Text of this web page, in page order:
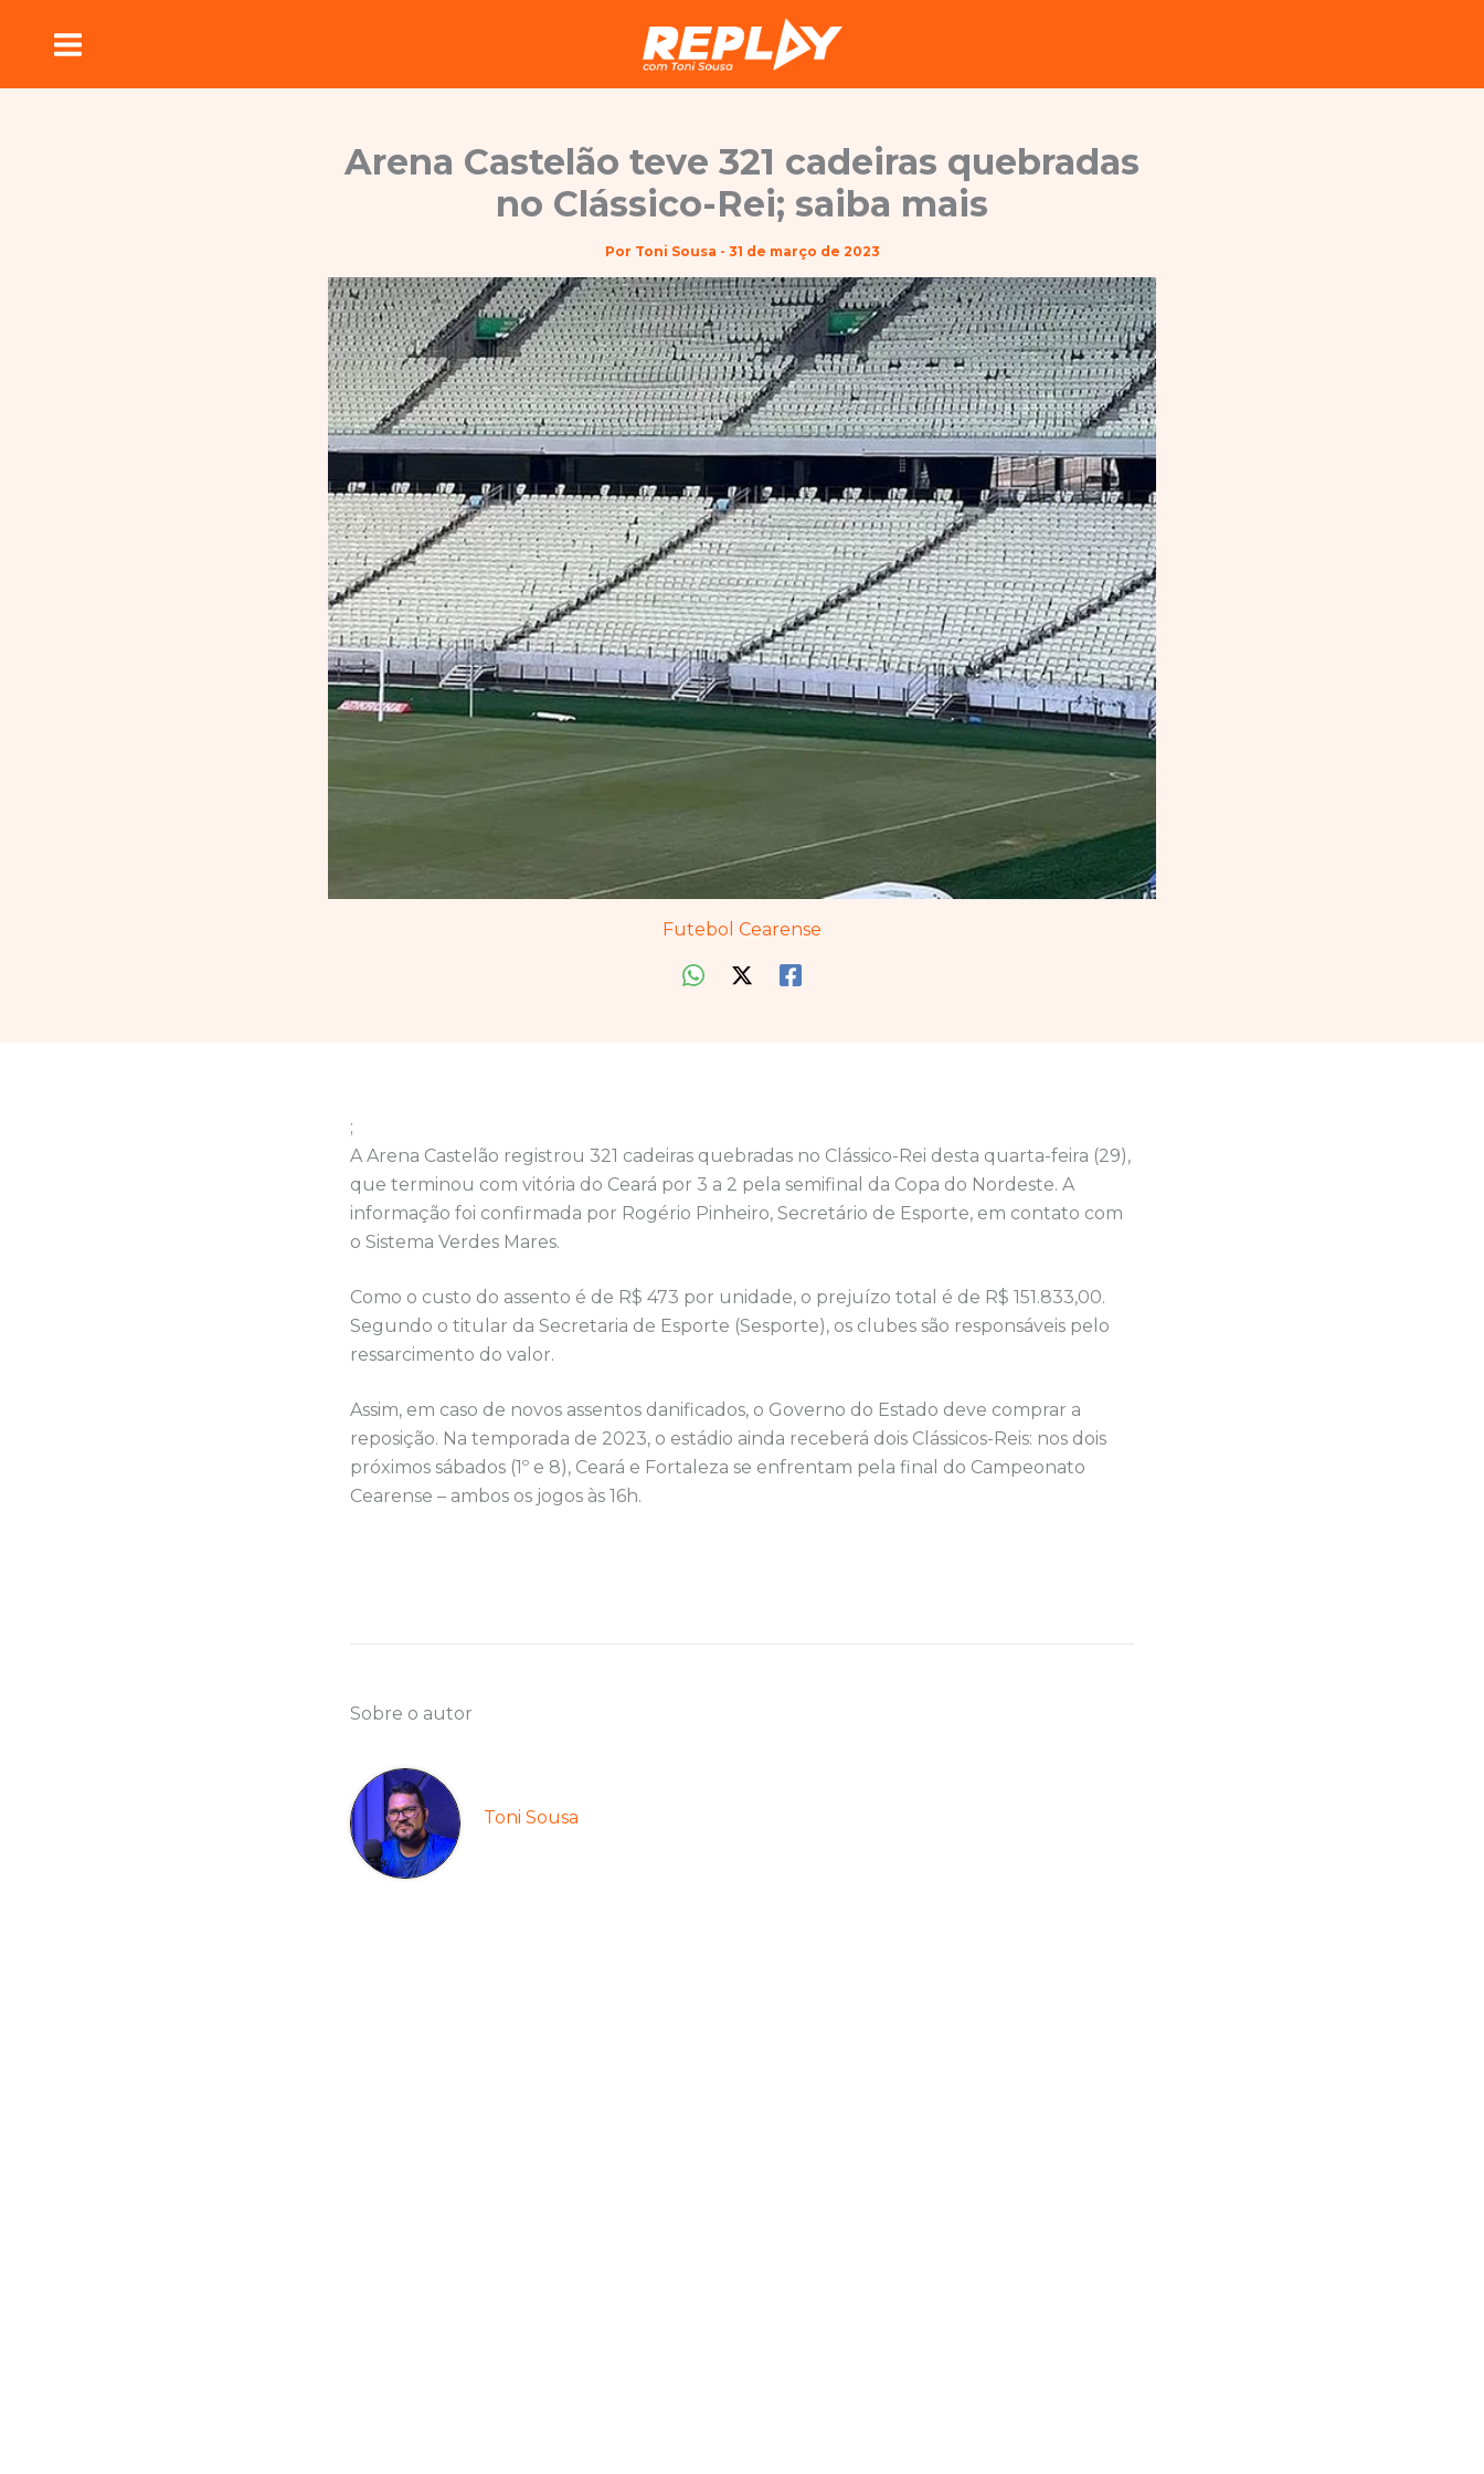
Arena Castelão teve 321 cadeiras quebradas
no Clássico-Rei; saiba mais
Por Toni Sousa - 31 de março de 2023
Futebol Cearense
;
A Arena Castelão registrou 321 cadeiras quebradas no Clássico-Rei desta quarta-feira (29),
que terminou com vitória do Ceará por 3 a 2 pela semifinal da Copa do Nordeste. A
informação foi confirmada por Rogério Pinheiro, Secretário de Esporte, em contato com
o Sistema Verdes Mares.
Como o custo do assento é de R$ 473 por unidade, o prejuízo total é de R$ 151.833,00.
Segundo o titular da Secretaria de Esporte (Sesporte), os clubes são responsáveis pelo
ressarcimento do valor.
Assim, em caso de novos assentos danificados, o Governo do Estado deve comprar a
reposição. Na temporada de 2023, o estádio ainda receberá dois Clássicos-Reis: nos dois
próximos sábados (1º e 8), Ceará e Fortaleza se enfrentam pela final do Campeonato
Cearense – ambos os jogos às 16h.
Sobre o autor
Toni Sousa